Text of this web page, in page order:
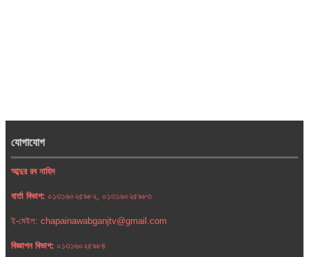
যোগাযোগ
আব্দুর রব নাহিদ
বার্তা বিভাগ: ০১৩১৬০২৫৯৮২, ০১৩১৬০২৫৯৮৩
ই-মেইল: chapainawabganjtv@gmail.com
বিজ্ঞাপন বিভাগ: ০১৩১৬০২৫৯৮৪